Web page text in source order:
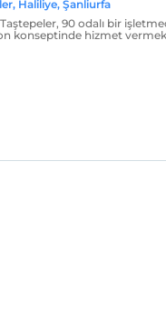
Haliliye, Şanliurfa
90 odalı bir
konseptinde hizmet